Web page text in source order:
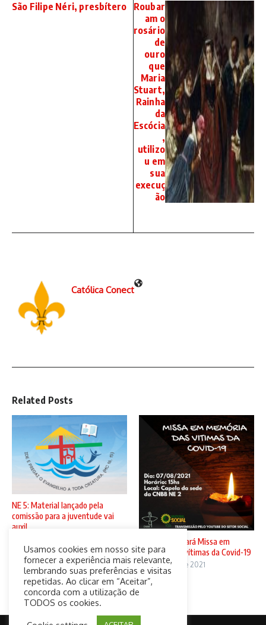
São Filipe Néri, presbítero
Roubar
am o
rosário
de
ouro
que
Maria
Stuart,
Rainha
da
Escócia
,
utilizo
u em
sua
execuç
ão
Católica Conect
Related Posts
NE 5: Material lançado pela
comissão para a juventude vai
auxil ...
CNBB N2 sediará Missa em
memória das vítimas da Covid-19
4 de agosto de 2021
Usamos cookies em nosso site para
fornecer a experiência mais relevante,
lembrando suas preferências e visitas
repetidas. Ao clicar em “Aceitar”,
concorda com a utilização de
TODOS os cookies.